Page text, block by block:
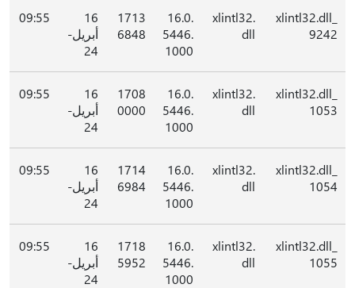
xlintl32.dll_
9242
xlintl32.
dll
16.0.
5446.
1000
1713
6848
16
أبريل-
24
09:55
xlintl32.dll_
1053
xlintl32.
dll
16.0.
5446.
1000
1708
0000
16
أبريل-
24
09:55
xlintl32.dll_
1054
xlintl32.
dll
16.0.
5446.
1000
1714
6984
16
أبريل-
24
09:55
xlintl32.dll_
1055
xlintl32.
dll
16.0.
5446.
1000
1718
5952
16
أبريل-
24
09:55